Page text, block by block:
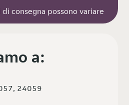
di consegna possono variare
a:
24059